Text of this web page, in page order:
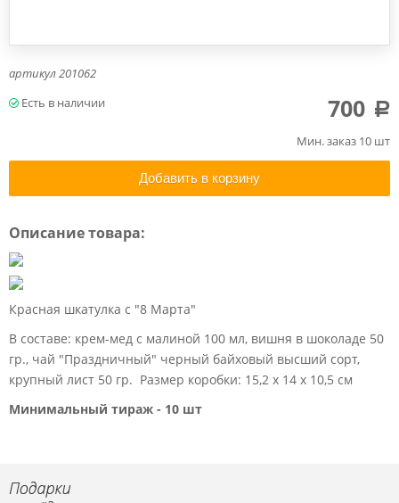
артикул201062
Мин. заказ 10 шт
700 a
Добавить в корзину
Описание товара:
Красная шкатулка с "8 Марта"
В составе: крем-мед с малиной 100 мл, вишня в шоколаде 50
гр., чай "Праздничный" черный байховый высший сорт,
крупный лист 50 гр. Размер коробки: 15,2 х 14 х 10,5 см
Минимальный тираж - 10 шт